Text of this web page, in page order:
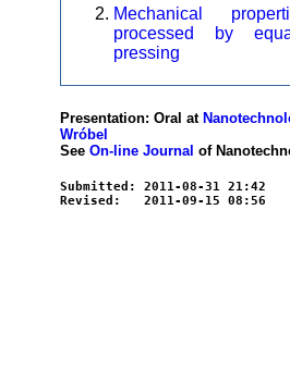
Mechanical
processed by
pressing
Presentation: Oral at
Wróbel
See On-line Journal of
Submitted: 2011-08-31 21:42